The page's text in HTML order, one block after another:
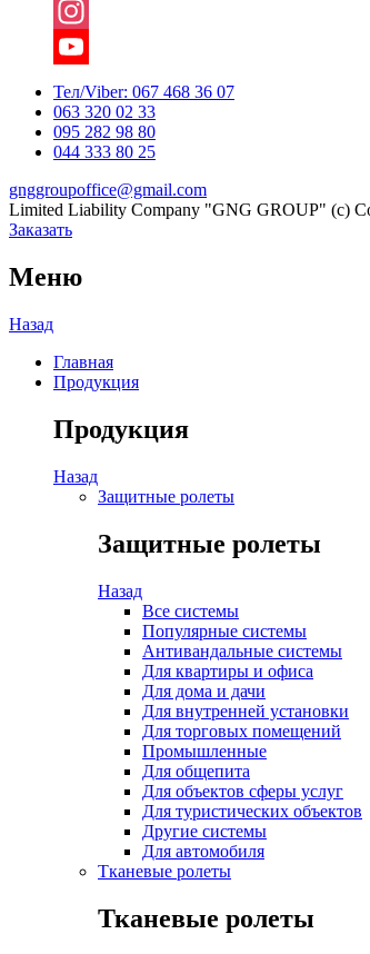
Facebook
Instagram
YouTube
Channel
Тел/Viber: 067 468 36 07
063 320 02 33
095 282 98 80
044 333 80 25
gnggroupoffice@gmail.com
Limited Liability Company "GNG GROUP" (c)
Заказать
Меню
Назад
Главная
Продукция
Продукция
Назад
Защитные ролеты
Защитные ролеты
Назад
Все системы
Популярные системы
Антивандальные системы
Для квартиры и офиса
Для дома и дачи
Для внутренней установки
Для торговых помещений
Промышленные
Для общепита
Для объектов сферы услуг
Для туристических объектов
Другие системы
Для автомобиля
Тканевые ролеты
Тканевые ролеты